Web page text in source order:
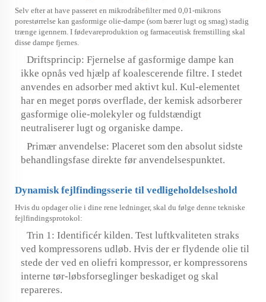
Selv efter at have passeret en mikrodråbefilter med 0,01-mikrons
porestørrelse kan gasformige olie-dampe (som bærer lugt og smag) stadig
trænge igennem. I fødevareproduktion og farmaceutisk fremstilling skal
disse dampe fjernes.
Driftsprincip: Fjernelse af gasformige dampe kan
ikke opnås ved hjælp af koalescerende filtre. I stedet
anvendes en adsorber med aktivt kul. Kul-elementet
har en meget porøs overflade, der kemisk adsorberer
gasformige olie-molekyler og fuldstændigt
neutraliserer lugt og organiske dampe.
Primær anvendelse: Placeret som den absolut sidste
behandlingsfase direkte før anvendelsespunktet.
Dynamisk fejlfindingsserie til vedligeholdelseshold
Hvis du opdager olie i dine rene ledninger, skal du følge denne tekniske
fejlfindingsprotokol:
Trin 1: Identificér kilden. Test luftkvaliteten straks
ved kompressorens udløb. Hvis der er flydende olie til
stede der ved en oliefri kompressor, er kompressorens
interne tør-løbsforseglinger beskadiget og skal
repareres.